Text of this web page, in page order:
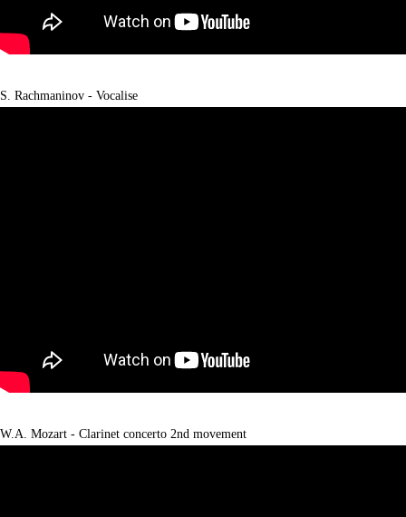
S. Rachmaninov - Vocalise
W.A. Mozart - Clarinet concerto 2nd movement